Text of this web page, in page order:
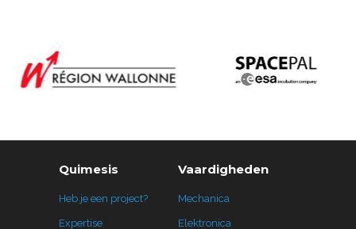
Quimesis
Heb je een project?
Expertise
Vaardigheden
Mechanica
Elektronica